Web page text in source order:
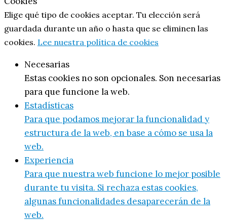
Elige qué tipo de cookies aceptar. Tu elección será
guardada durante un año o hasta que se eliminen las
cookies. Lee nuestra política de cookies
Necesarias
Estas cookies no son opcionales. Son necesarias
para que funcione la web.
Estadísticas
Para que podamos mejorar la funcionalidad y
estructura de la web, en base a cómo se usa la
web.
Experiencia
Para que nuestra web funcione lo mejor posible
durante tu visita. Si rechaza estas cookies,
algunas funcionalidades desaparecerán de la
web.